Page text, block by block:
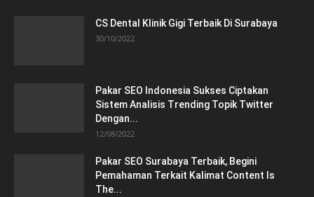
CS Dental Klinik Gigi Terbaik Di Surabaya
30/10/2022
Pakar SEO Indonesia Sukses Ciptakan
Sistem Analisis Trending Topik Twitter
Dengan...
12/08/2022
Pakar SEO Surabaya Terbaik, Begini
Pemahaman Terkait Kalimat Content Is
The...